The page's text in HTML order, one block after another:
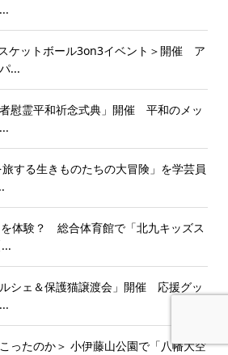
ケットボール3on3イベント＞開催 ア
...
慰霊平和祈念式典」開催 平和のメッ
する生きものたちの大冒険」を学芸員
体験？ 総合体育館で「北九キッズス
シェ＆保護猫譲渡会」開催 応援グッ
ったのか＞ 小伊藤山公園で「八幡大空